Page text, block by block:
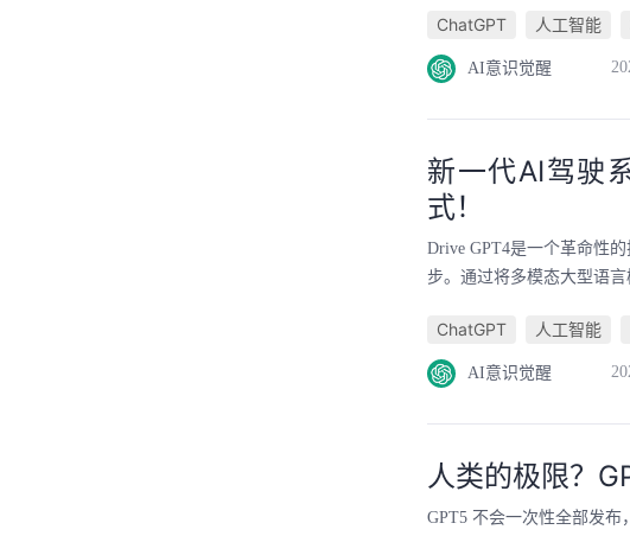
ChatGPT 人工智能
AI意识觉醒
新一代AI驾驶
式！
Drive GPT4是一个革命性
步。通过将多模态大型语
ChatGPT 人工智能
AI意识觉醒
人类的极限？
GPT5 不会一次性全部发